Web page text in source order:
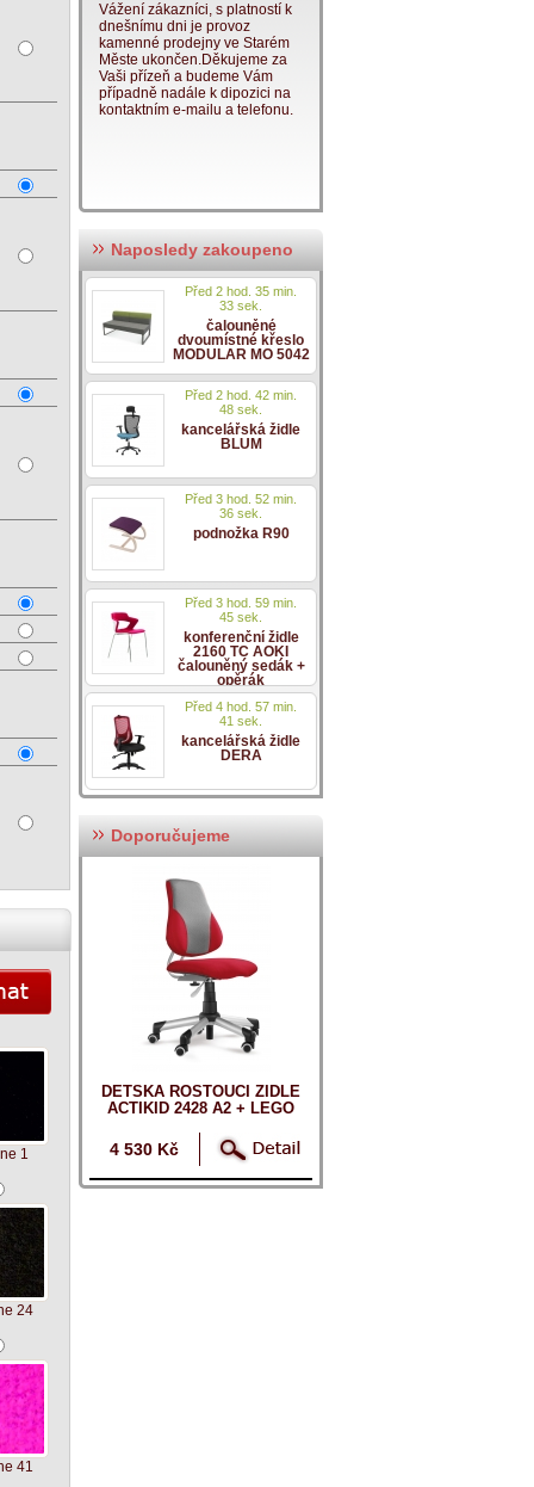
1
24
41
Vážení zákazníci, s platností k
dnešnímu dni je provoz
kamenné prodejny ve Starém
Měste ukončen.Děkujeme za
Vaši přízeň a budeme Vám
případně nadále k dipozici na
kontaktním e-mailu a telefonu.
Naposledy zakoupeno
Před 2 hod. 35 min.
33 sek.
čalouněné
dvoumístné křeslo
MODULAR MO 5042
Před 2 hod. 42 min.
48 sek.
kancelářská židle
BLUM
Před 3 hod. 52 min.
36 sek.
podnožka R90
Před 3 hod. 59 min.
45 sek.
konferenční židle
2160 TC AOKI
čalouněný sedák +
opěrák
Před 4 hod. 57 min.
41 sek.
kancelářská židle
DERA
Doporučujeme
DĚTSKÁ ROSTOUCÍ ŽIDLE
ACTIKID 2428 A2 + LEGO
4 530 Kč